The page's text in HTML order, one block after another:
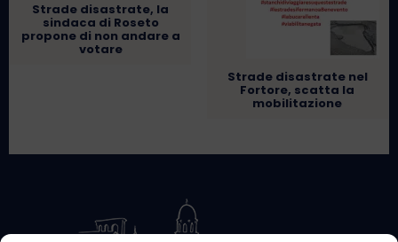
Strade disastrate, la
sindaca di Roseto
propone di non andare a
votare
Strade disastrate nel
Fortore, scatta la
mobilitazione